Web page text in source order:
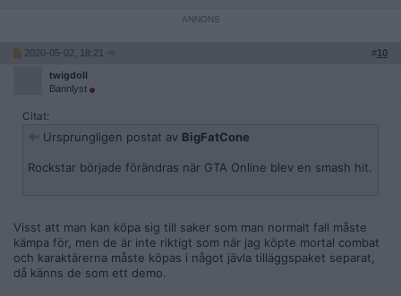
2020-05-02, 18:21 #10
twigdoll
Bannlyst
Citat:
Ursprungligen postat av BigFatCone
Rockstar började förändras när GTA Online blev en smash hit.
Visst att man kan köpa sig till saker som man normalt fall måste
kämpa för, men de är inte riktigt som när jag köpte mortal combat
och karaktärerna måste köpas i något jävla tilläggspaket separat,
då känns de som ett demo.